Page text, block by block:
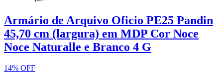
Armário de Arquivo Oficio PE25 Pandin
45,70 cm (largura) em MDP Cor Noce
Noce Naturalle e Branco 4 G
14% OFF